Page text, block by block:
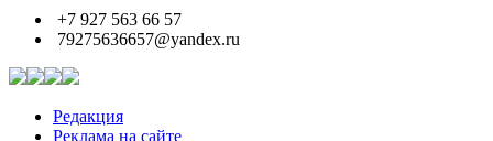
+7 927 563 66 57
79275636657@yandex.ru
Редакция
Реклама на сайте